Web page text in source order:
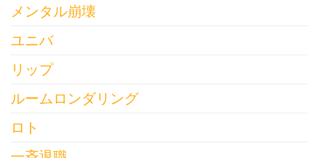
メンタル崩壊
ユニバ
リップ
ルームロンダリング
ロト